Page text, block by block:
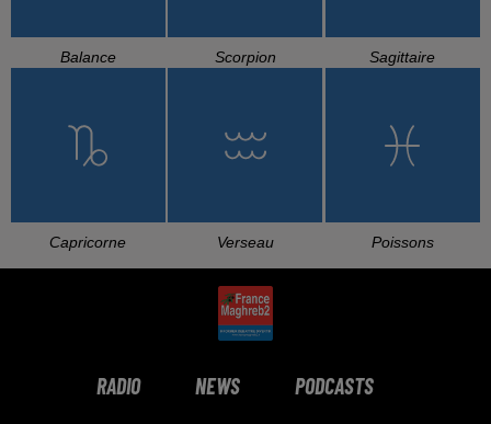
Balance Scorpion Sagittaire
Capricorne Verseau Poissons
RADIO NEWS PODCASTS